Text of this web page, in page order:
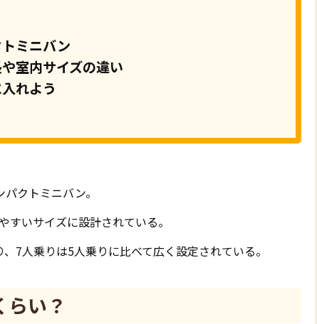
ミニバン
室内サイズの違い
れよう
クトミニバン。
いサイズに設計されている。
7人乗りは5人乗りに比べて広く設定されている。
い？